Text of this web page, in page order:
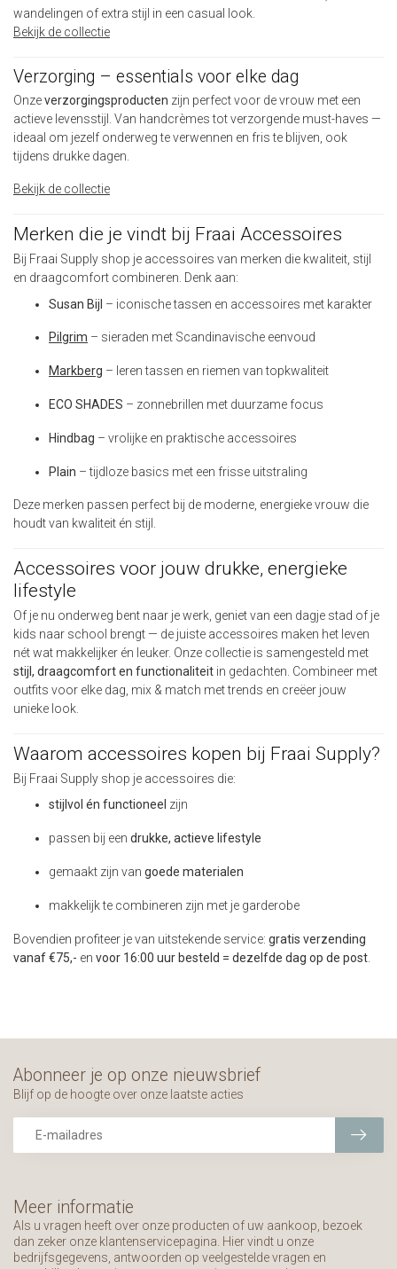
wandelingen of extra stijl in een casual look.
Bekijk de collectie
Verzorging – essentials voor elke dag
Onzeverzorgingsproducten zijn perfect voor de vrouw met een
actieve levensstijl. Van handcrèmes tot verzorgende must-haves —
ideaal om jezelf onderweg te verwennen en fris te blijven, ook
tijdens drukke dagen.
Bekijk de collectie
Merken die je vindt bij Fraai Accessoires
Bij Fraai Supply shop je accessoires van merken die kwaliteit, stijl
en draagcomfort combineren. Denk aan:
Susan Bijl – iconische tassen en accessoires met karakter
Pilgrim – sieraden met Scandinavische eenvoud
Markberg – leren tassen en riemen van topkwaliteit
ECO SHADES – zonnebrillen met duurzame focus
Hindbag – vrolijke en praktische accessoires
Plain – tijdloze basics met een frisse uitstraling
Deze merken passen perfect bij de moderne, energieke vrouw die
houdt van kwaliteit én stijl.
Accessoires voor jouw drukke, energieke
lifestyle
Of je nu onderweg bent naar je werk, geniet van een dagje stad of je
kids naar school brengt — de juiste accessoires maken het leven
nét wat makkelijker én leuker. Onze collectie is samengesteld met
stijl, draagcomfort en functionaliteit in gedachten. Combineer met
outfits voor elke dag, mix & match met trends en creëer jouw
unieke look.
Waarom accessoires kopen bij Fraai Supply?
Bij Fraai Supply shop je accessoires die:
stijlvol én functioneel zijn
passen bij een drukke, actieve lifestyle
gemaakt zijn van goede materialen
makkelijk te combineren zijn met je garderobe
Bovendien profiteer je van uitstekende service: gratis verzending
vanaf €75,- en voor 16:00 uur besteld = dezelfde dag op de post
Meer informatie
Als u vragen heeft over onze producten of uw aankoop, bezoek
dan zeker onze klantenservicepagina. Hier vindt u onze
bedrijfsgegevens, antwoorden op veelgestelde vragen en
Abonneer je op onze nieuwsbrief
Blijf op de hoogte over onze laatste acties